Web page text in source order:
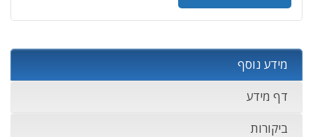
מידע נוסף
דף מידע
ביקורות